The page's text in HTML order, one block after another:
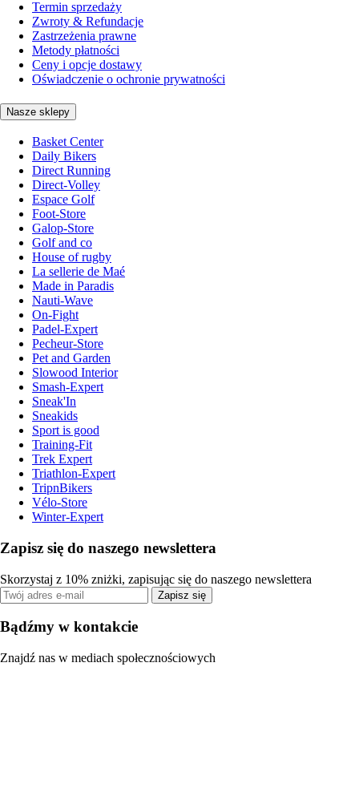
Termin sprzedaży
Zwroty & Refundacje
Zastrzeżenia prawne
Metody płatności
Ceny i opcje dostawy
Oświadczenie o ochronie prywatności
Nasze sklepy
Basket Center
Daily Bikers
Direct Running
Direct-Volley
Espace Golf
Foot-Store
Galop-Store
Golf and co
House of rugby
La sellerie de Maé
Made in Paradis
Nauti-Wave
On-Fight
Padel-Expert
Pecheur-Store
Pet and Garden
Slowood Interior
Smash-Expert
Sneak'In
Sneakids
Sport is good
Training-Fit
Trek Expert
Triathlon-Expert
TripnBikers
Vélo-Store
Winter-Expert
Zapisz się do naszego newslettera
Skorzystaj z 10% zniżki, zapisując się do naszego newslettera
Zapisz się
Bądźmy w kontakcie
Znajdź nas w mediach społecznościowych